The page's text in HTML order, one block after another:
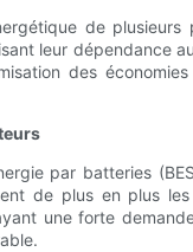
de
leur dépendance
des
par batteries
de plus en plus
une forte